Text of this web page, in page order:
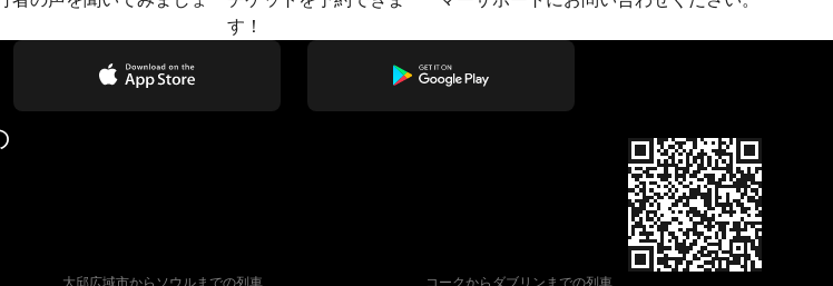
す！
大邱広域市からソウルまでの列車 コークからダブリンまでの列車